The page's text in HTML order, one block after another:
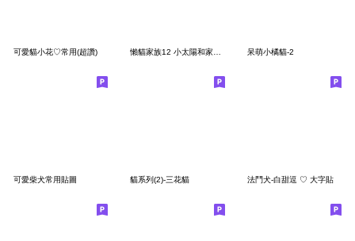
可愛貓小花♡常用(超讚) 呆萌小橘貓-2
可愛柴犬常用貼圖 貓系列(2)-三花貓 法鬥犬-白甜逗 ♡ 大字貼